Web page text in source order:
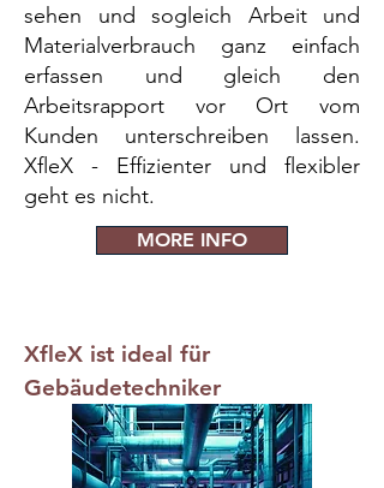
sehen und sogleich Arbeit und
Materialverbrauch ganz einfach
erfassen und gleich den
Arbeitsrapport vor Ort vom
Kunden unterschreiben lassen.
XfleX - Effizienter und flexibler
geht es nicht.
MORE INFO
XfleX ist ideal für
Gebäudetechniker